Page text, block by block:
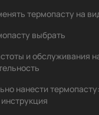
термопасту на
выбрать
и обслуживания
нанести термопасту: